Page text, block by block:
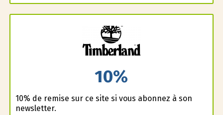
10%
10% de remise sur ce site si vous abonnez à son
newsletter.